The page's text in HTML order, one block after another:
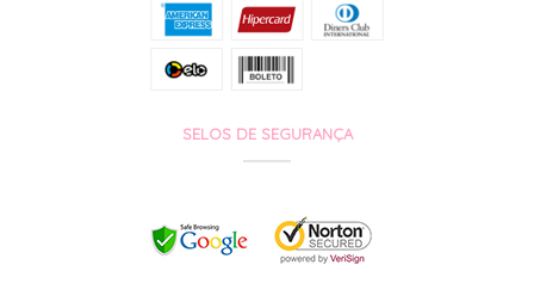
SELOS DE SEGURANÇA